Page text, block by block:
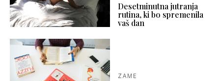
Desetminutna jutranja
rutina, ki bo spremenila
vaš dan
ZAME